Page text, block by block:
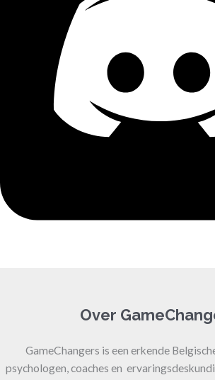
Over
GameChangers is een erkende
psychologen, coaches en